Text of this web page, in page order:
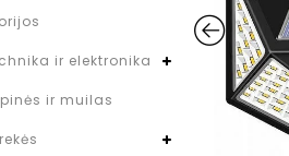
ir elektronika
ir muilas